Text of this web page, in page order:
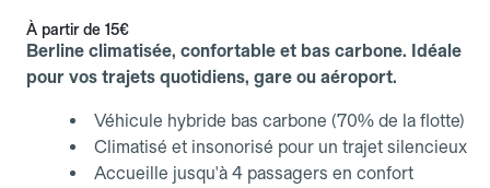
À partir de 15€
Berline climatisée, confortable et bas carbone. Idéale
pour vos trajets quotidiens, gare ou aéroport.
Véhicule hybride bas carbone (70% de la flotte)
Climatisé et insonorisé pour un trajet silencieux
Accueille jusqu'à 4 passagers en confort